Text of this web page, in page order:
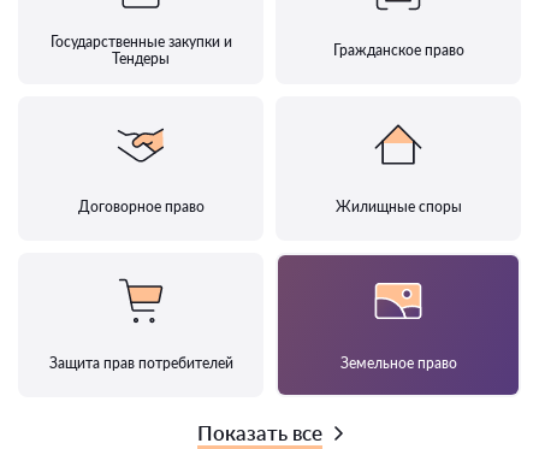
Государственные закупки и
Тендеры
Гражданское право
Договорное право Жилищные споры
Защита прав потребителей Земельное право
Показать все